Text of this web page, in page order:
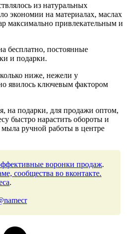
из натуральных
экономии на материалах, маслах
максимально привлекательным и
бесплатно, постоянные
и подарки.
ниже, нежели у
явилось ключевым фактором
на подарки, для продажи оптом,
быстро нарастить обороты и
ручной работы в центре
воронки продаж.
сообщества во вконтакте.
.